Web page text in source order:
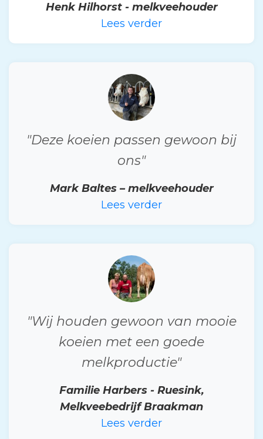
Henk Hilhorst - melkveehouder
Lees verder
"Deze koeien passen gewoon bij
ons"
Mark Baltes – melkveehouder
Lees verder
"Wij houden gewoon van mooie
koeien met een goede
melkproductie"
Familie Harbers - Ruesink,
Melkveebedrijf Braakman
Lees verder